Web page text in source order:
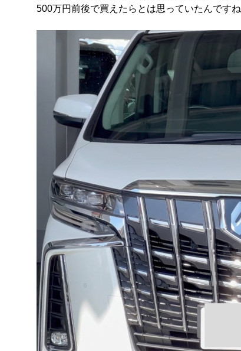
500万円前後で買えたらとは思っていたんですね